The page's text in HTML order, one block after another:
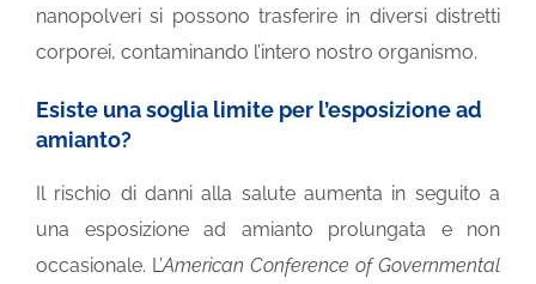
nanopolveri si possono trasferire in diversi distretti
corporei, contaminando l’intero nostro organismo.
Esiste una soglia limite per l’esposizione ad
amianto?
Il rischio di danni alla salute aumenta in seguito a
una esposizione ad amianto prolungata e non
occasionale. L’American Conference of Governmental